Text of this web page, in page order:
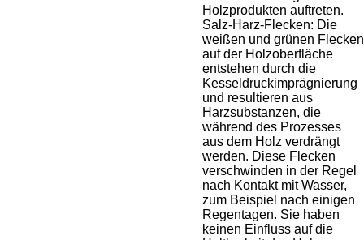
Holzprodukten auftreten.
Salz-Harz-Flecken: Die
weißen und grünen Flecken
auf der Holzoberfläche
entstehen durch die
Kesseldruckimprägnierung
und resultieren aus
Harzsubstanzen, die
während des Prozesses
aus dem Holz verdrängt
werden. Diese Flecken
verschwinden in der Regel
nach Kontakt mit Wasser,
zum Beispiel nach einigen
Regentagen. Sie haben
keinen Einfluss auf die